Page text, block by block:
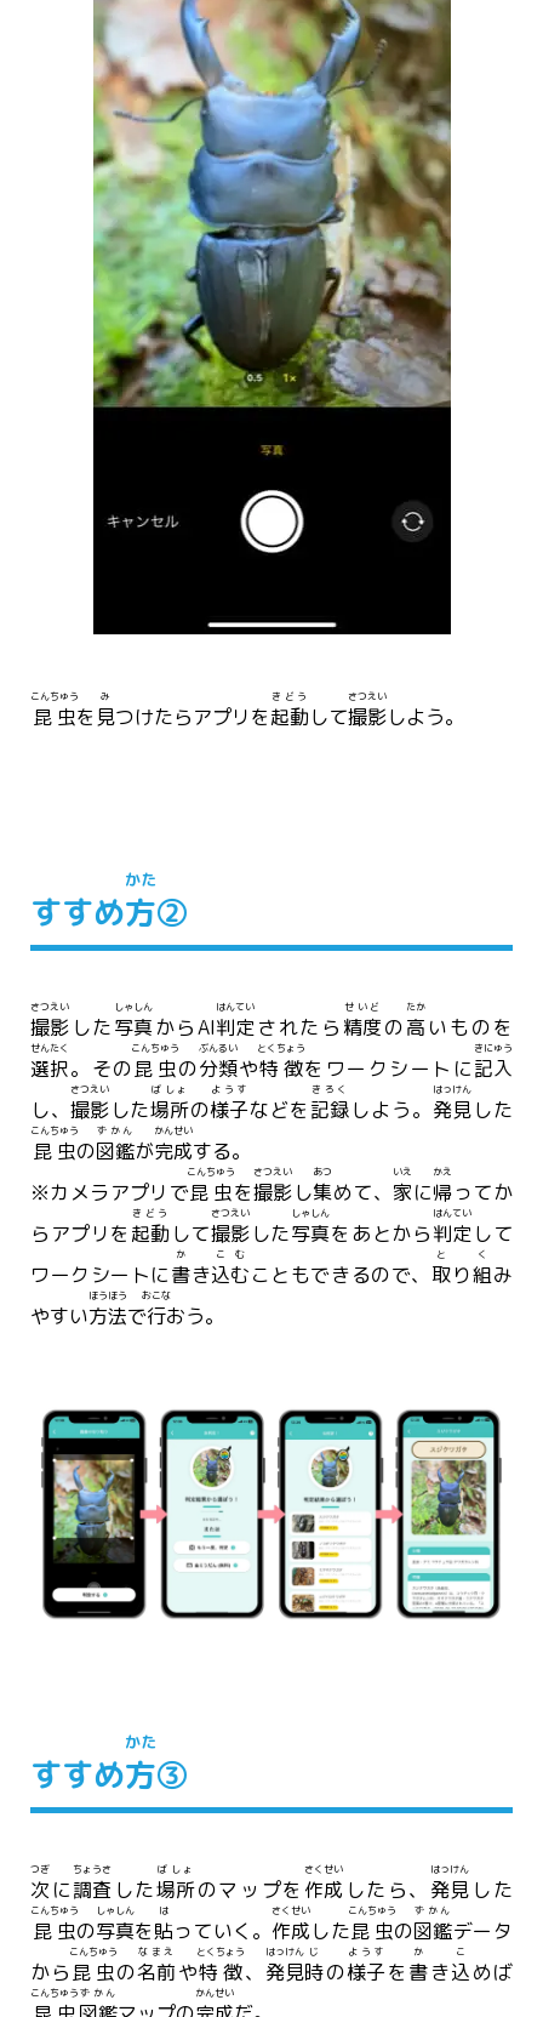
昆虫
こんちゅう
を 見
み
つけたらアプリを起動
きどう
して撮影
さつえい
しよう。
すすめ方
かた
②
撮影
さつえい
した写真
しゃしん
からAI判定
はんてい
されたら精度
せいど
の高
たか
いものを
選択
せんたく
。その昆虫
こんちゅう
の分類
ぶんるい
や特徴
とくちょう
をワークシートに記入
きにゅう
し、 撮影
さつえい
した場所
ばしょ
の様子
ようす
などを 記録
きろく
しよう。 発見
はっけん
した
昆虫
こんちゅう
の図鑑
ずかん
が完成
かんせい
する。
※カメラアプリで昆虫
こんちゅう
を撮影
さつえい
し集
あつ
めて、 家
いえ
に帰
かえ
ってか
らアプリを 起動
きどう
して撮影
さつえい
した写真
しゃしん
をあとから判定
はんてい
して
ワークシートに書
か
き込
こ
む
む
こともできるので、 取
と
り組
く
み
やすい方法
ほうほう
で行
おこな
おう。
すすめ方
かた
③
次
つぎ
に調査
ちょうさ
した場所
ばしょ
のマップを 作成
さくせい
したら、 発見
はっけん
した
昆虫
こんちゅう
の写真
しゃしん
を貼
は
っていく。 作成
さくせい
した昆虫
こんちゅう
の図鑑
ずかん
データ
から 昆虫
こんちゅう
の名前
なまえ
や特徴
とくちょう
、 発見
はっけん
時
じ
の様子
ようす
を 書
か
き込
こ
めば
こんちゅうずかん かんせい